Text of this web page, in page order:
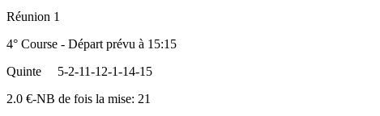
Réunion 1
4° Course - Départ prévu à 15:15
Quinte
5-2-11-12-1-14-15
2.0 €-NB de fois la mise: 21